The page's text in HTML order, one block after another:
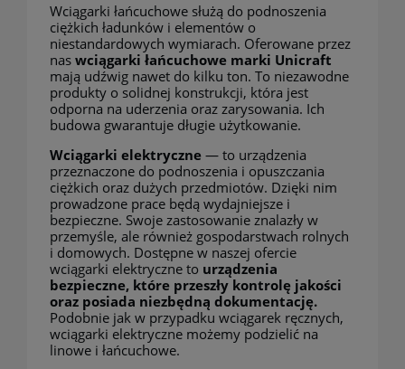
Wciągarki łańcuchowe służą do podnoszenia
ciężkich ładunków i elementów o
niestandardowych wymiarach. Oferowane przez
nas wciągarki łańcuchowe marki Unicraft
mają udźwig nawet do kilku ton. To niezawodne
produkty o solidnej konstrukcji, która jest
odporna na uderzenia oraz zarysowania. Ich
budowa gwarantuje długie użytkowanie.
Wciągarki elektryczne — to urządzenia
przeznaczone do podnoszenia i opuszczania
ciężkich oraz dużych przedmiotów. Dzięki nim
prowadzone prace będą wydajniejsze i
bezpieczne. Swoje zastosowanie znalazły w
przemyśle, ale również gospodarstwach rolnych
i domowych. Dostępne w naszej ofercie
wciągarki elektryczne to urządzenia
bezpieczne, które przeszły kontrolę jakości
oraz posiada niezbędną dokumentację.
Podobnie jak w przypadku wciągarek ręcznych,
wciągarki elektryczne możemy podzielić na
linowe i łańcuchowe.